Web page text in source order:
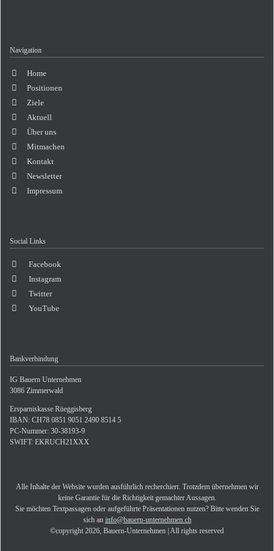
Navigation
überspringen
Home
Positionen
Ziele
Aktuell
Über uns
Mitmachen
Kontakt
Newsletter
Impressum
Social Links
Facebook
Instagram
Twitter
YouTube
Bankverbindung
IG Bauern Unternehmen
3086 Zimmerwald
Ersparniskasse Rüeggisberg
IBAN: CH78 0851 9051 2490 8514 5
PC-Nummer: 30-38193-9
SWIFT: EKRUCH21XXX
Alle Inhalte der Website wurden ausführlich recherchiert. Trotzdem übernehmen wir
keine Garantie für die Richtigkeit gemachter Aussagen.
Sie möchten Textpassagen oder aufgeführte Präsentationen nutzen? Bitte wenden Sie
sich an info@bauern-unternehmen.ch
©copyright 2026, Bauern-Unternehmen | All rights reserved